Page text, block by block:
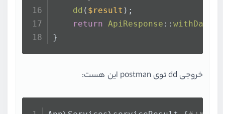
dd ( $result );
return ApiResponse :: withData
}
خروجی dd توی postman این هست: